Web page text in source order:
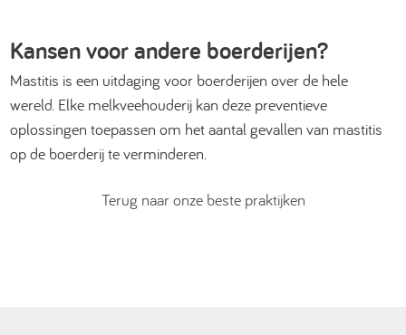
Kansen voor andere boerderijen?
Mastitis is een uitdaging voor boerderijen over de hele
wereld. Elke melkveehouderij kan deze preventieve
oplossingen toepassen om het aantal gevallen van mastitis
op de boerderij te verminderen.
Terug naar onze beste praktijken